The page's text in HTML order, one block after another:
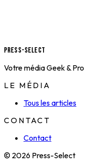
Press-Select
Votre média Geek & Pro
LE MÉDIA
Tous les articles
CONTACT
Contact
© 2026 Press-Select